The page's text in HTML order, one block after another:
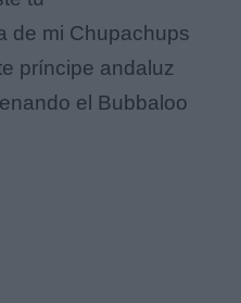
de mi Chupachups
príncipe andaluz
el Bubbaloo